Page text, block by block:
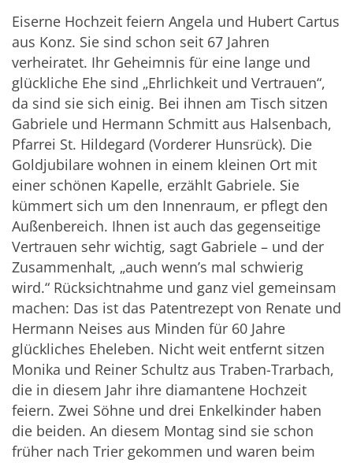
Eiserne Hochzeit feiern Angela und Hubert Cartus
aus Konz. Sie sind schon seit 67 Jahren
verheiratet. Ihr Geheimnis für eine lange und
glückliche Ehe sind „Ehrlichkeit und Vertrauen“,
da sind sie sich einig. Bei ihnen am Tisch sitzen
Gabriele und Hermann Schmitt aus Halsenbach,
Pfarrei St. Hildegard (Vorderer Hunsrück). Die
Goldjubilare wohnen in einem kleinen Ort mit
einer schönen Kapelle, erzählt Gabriele. Sie
kümmert sich um den Innenraum, er pflegt den
Außenbereich. Ihnen ist auch das gegenseitige
Vertrauen sehr wichtig, sagt Gabriele – und der
Zusammenhalt, „auch wenn’s mal schwierig
wird.“ Rücksichtnahme und ganz viel gemeinsam
machen: Das ist das Patentrezept von Renate und
Hermann Neises aus Minden für 60 Jahre
glückliches Eheleben. Nicht weit entfernt sitzen
Monika und Reiner Schultz aus Traben-Trarbach,
die in diesem Jahr ihre diamantene Hochzeit
feiern. Zwei Söhne und drei Enkelkinder haben
die beiden. An diesem Montag sind sie schon
früher nach Trier gekommen und waren beim